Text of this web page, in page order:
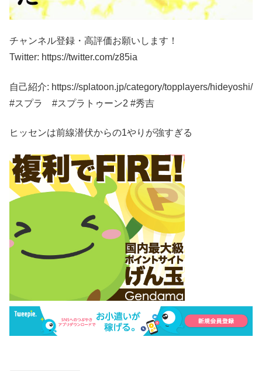
チャンネル登録・高評価お願いします！
Twitter: https://twitter.com/z85ia
自己紹介: https://splatoon.jp/category/topplayers/hideyoshi/
#スプラ #スプラトゥーン2 #秀吉
ヒッセンは前線潜伏からの1やりが強すぎる